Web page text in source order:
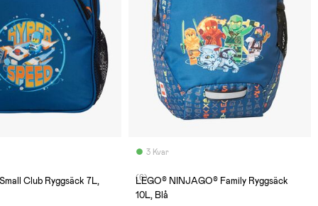
Club Ryggsäck 7L,
3 Kvar
(6)
LEGO® NINJAGO® Family Ryggsäck
10L, Blå